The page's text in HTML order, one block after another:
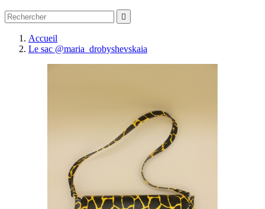

Accueil
Le sac @maria_drobyshevskaia